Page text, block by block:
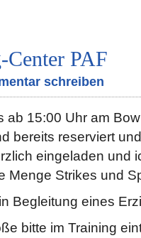
PAF
schreiben
ab 15:00 Uhr am
bereits reserviert
eingeladen und
Menge Strikes und
Begleitung eines
bitte im Training